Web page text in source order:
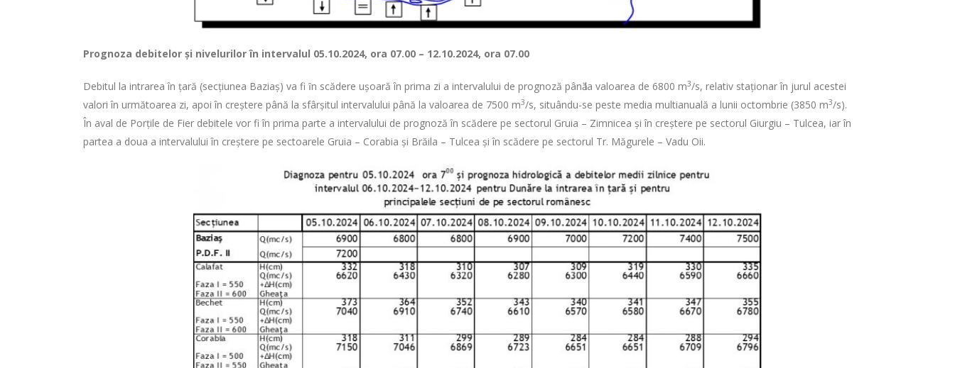
Prognoza debitelor şi nivelurilorîn intervalul 05.10.2024, ora 07.00 – 12.10.2024, ora 07.00
Debitul la intrarea în ţară (secţiunea Baziaş) va fi ȋn scădere ușoară în prima zi a intervalului de prognoză pânӑ la valoarea de 6800 m3/s, relativ staționar în jurul acestei
valori în următoarea zi, apoi în creștere până la sfârșitul intervalului până la valoarea de 7500 m3/s, situându-se peste media multianuală a lunii octombrie (3850 m3/s).
În aval de Porţile de Fier debitele vor fi în prima parte a intervalului de prognoză în scădere pe sectorul Gruia – Zimnicea și în creștere pe sectorul Giurgiu – Tulcea, iar în
partea a doua a intervalului în creștere pe sectoarele Gruia – Corabia și Brăila – Tulcea și în scădere pe sectorul Tr. Măgurele – Vadu Oii.